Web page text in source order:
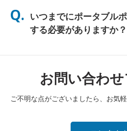
発生した場合は、すぐに当社までご
できるようサポートいたします。
Q. いつまでにポータブル
する必要がありますか？
場合は、追加料金が発生します。
お問い合わ
ご不明な点がございましたら、お気